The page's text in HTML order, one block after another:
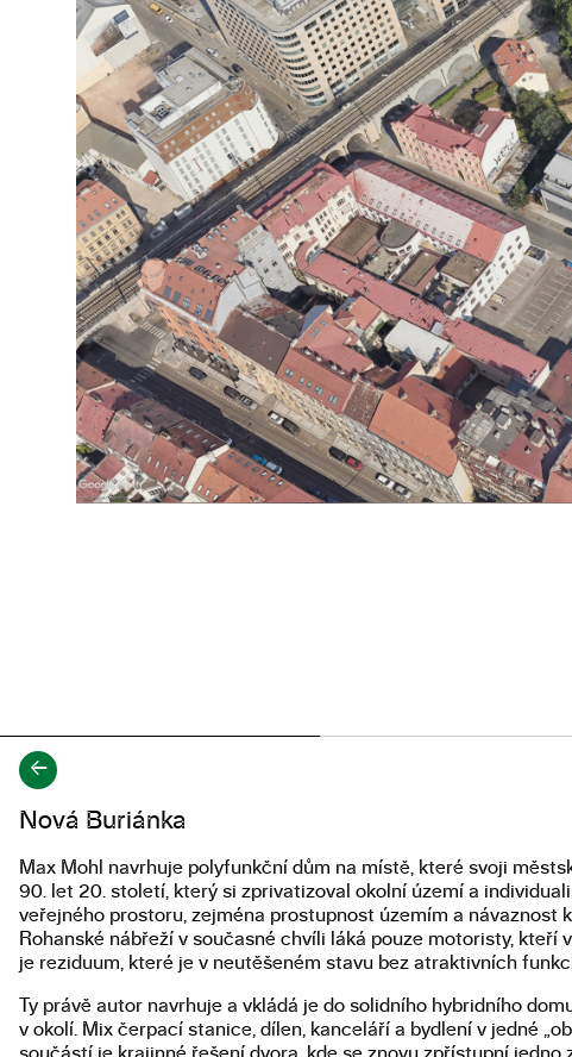
←
Popis diplomové práce
Nová Buriánka
Max Mohl navrhuje polyfunkční dům na místě, které svoji
90. let 20. století, který si zprivatizoval okolní území a
veřejného prostoru, zejména prostupnost územím a
Rohanské nábřeží v současné chvíli láká pouze motoristy,
je reziduum, které je v neutěšeném stavu bez atraktivních
Ty právě autor navrhuje a vkládá je do solidního hybridního
v okolí. Mix čerpací stanice, dílen, kanceláří a bydlení v jedné